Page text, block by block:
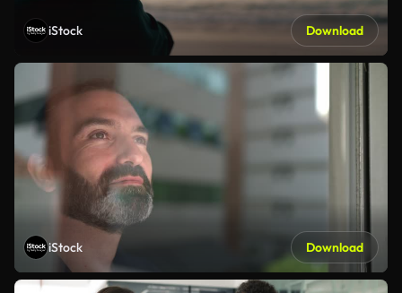
iStock Download
iStock Download